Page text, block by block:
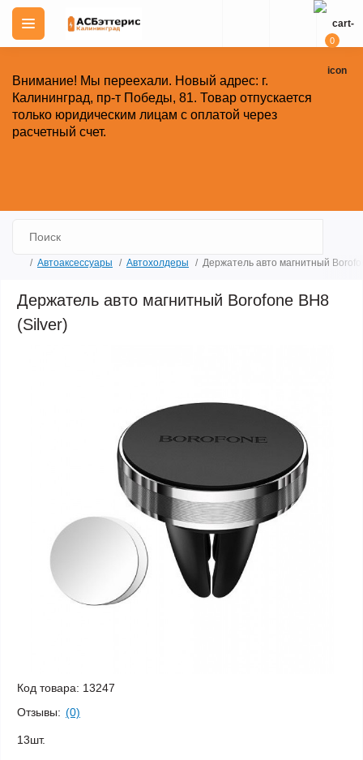
Внимание! Мы переехали. Новый адрес: г.
Калининград, пр-т Победы, 81. Товар отпускается
только юридическим лицам с оплатой через
расчетный счет.
0
Автоаксессуары Автохолдеры Держатель авто магнитный
Держатель авто магнитный Borofone BH8
(Silver)
Код товара: 13247
Отзывы: (0)
13шт.